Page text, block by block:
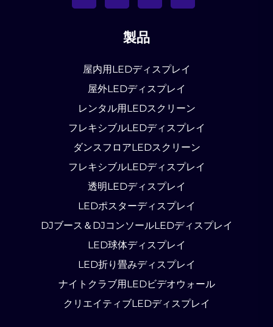
製品
屋内用LEDディスプレイ
屋外LEDディスプレイ
レンタル用LEDスクリーン
フレキシブルLEDディスプレイ
ダンスフロアLEDスクリーン
フレキシブルLEDディスプレイ
透明LEDディスプレイ
LEDポスターディスプレイ
DJブース＆DJコンソールLEDディスプレイ
LED球体ディスプレイ
LED折り畳みディスプレイ
ナイトクラブ用LEDビデオウォール
クリエイティブLEDディスプレイ